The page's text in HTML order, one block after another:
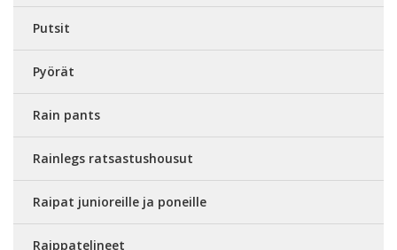
Putsit
Pyörät
Rain pants
Rainlegs ratsastushousut
Raipat junioreille ja poneille
Raippatelineet